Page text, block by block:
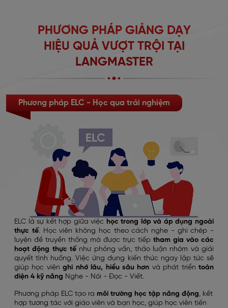
PHƯƠNG PHÁP GIẢNG DẠY
HIỆU QUẢ VƯỢT TRỘI TẠI
LANGMASTER
Phương pháp ELC - Học qua trải nghiệm
ELC là sự kết hợp giữa việc học trong lớp và áp dụng ngoài
thực tế. Học viên không học theo cách nghe - ghi chép -
luyện đề truyền thống mà được trực tiếp tham gia vào các
hoạt động thực tế như phỏng vấn, thảo luận nhóm và giải
quyết tình huống. Việc ứng dụng kiến thức ngay lập tức sẽ
giúp học viênghi nhớ lâu, hiểu sâu hơn và phát triểntoàn
diện 4 kỹ năng Nghe - Nói - Đọc - Viết.
Phương pháp ELC tạo ra môi trường học tập năng động, kết
hợp tương tác với giáo viên và bạn học, giúp học viên tiến